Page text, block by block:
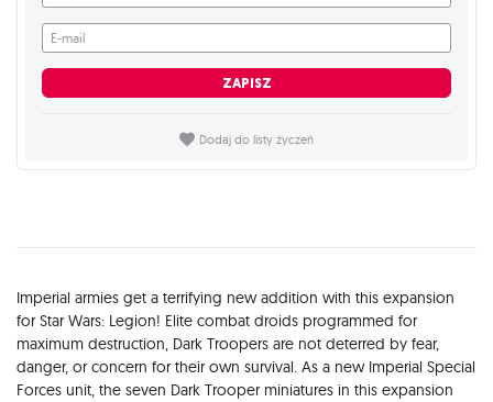
E-mail
ZAPISZ
Dodaj do listy życzeń
Opis
Imperial armies get a terrifying new addition with this expansion
for Star Wars: Legion! Elite combat droids programmed for
maximum destruction, Dark Troopers are not deterred by fear,
danger, or concern for their own survival. As a new Imperial Special
Forces unit, the seven Dark Trooper miniatures in this expansion